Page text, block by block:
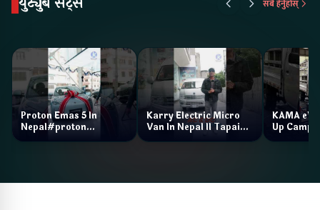
सबै हेर्नुहोस्
Proton Emas 5 In
Nepal#proton
#protonemas5#protonnepal#evcarnepal
Karry Electric Micro
Van In Nepal II Tapaiko
Bazar II Jankari
KAMA eV
Up Camp